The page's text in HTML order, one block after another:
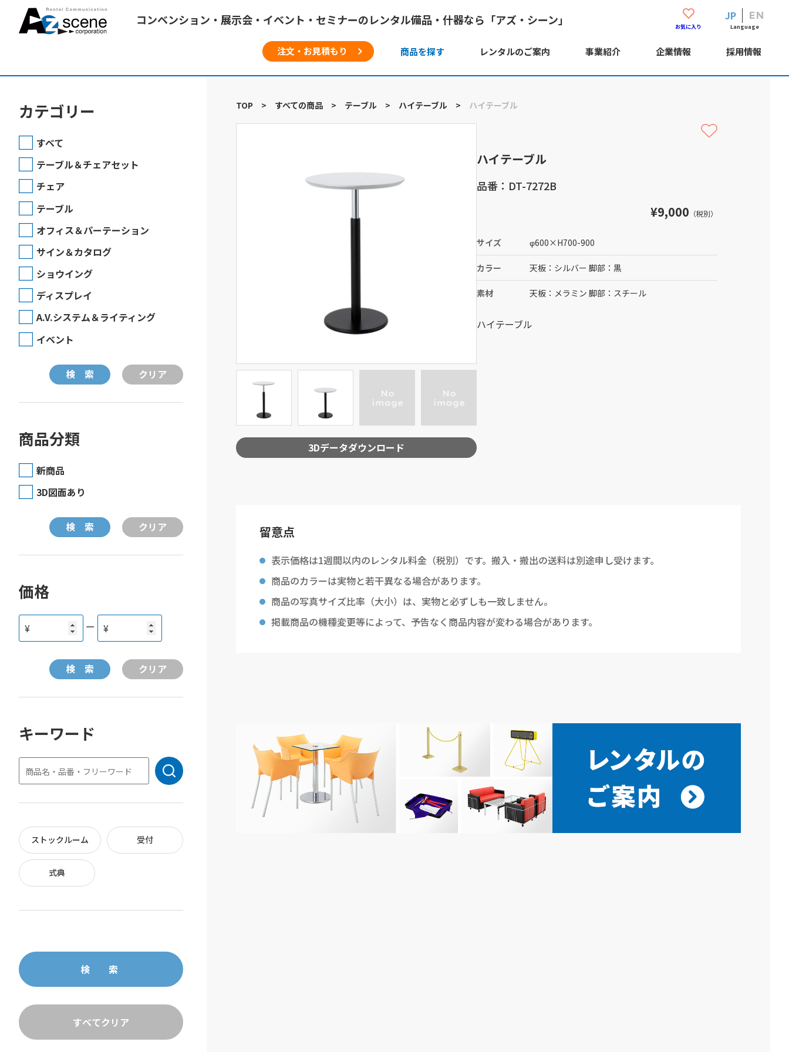
コンベンション・展示会・イベント・セミナーのレンタル備品・什器なら「アズ・シーン」 お気に入り
EN
JP
Language
注文・お見積もり 商品を探す レンタルのご案内 事業紹介 企業情報 採用情報
カテゴリー
すべて
テーブル＆チェアセット
チェア
テーブル
オフィス＆パーテーション
サイン＆カタログ
ショウイング
ディスプレイ
A.V.システム＆ライティング
イベント
商品分類
新商品
3D図面あり
価格
¥ ー ¥
キーワード
ストックルーム 受付
式典
TOP > すべての商品 > テーブル > ハイテーブル > ハイテーブル
3Dデータダウンロード
ハイテーブル
品番：DT-7272B
¥9,000 （税別）
サイズ φ600×H700-900
カラー 天板：シルバー 脚部：黒
素材 天板：メラミン 脚部：スチール
ハイテーブル
留意点
表示価格は1週間以内のレンタル料金（税別）です。搬入・搬出の送料は別途申し受けます。
商品のカラーは実物と若干異なる場合があります。
商品の写真サイズ比率（大小）は、実物と必ずしも一致しません。
掲載商品の機種変更等によって、予告なく商品内容が変わる場合があります。